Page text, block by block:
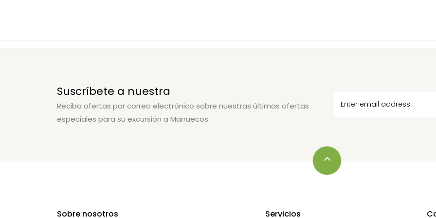
Suscríbete a nuestra
Reciba ofertas por correo electrónico sobre nuestras últimas ofertas
especiales para su excursión a Marruecos
Sobre nosotros Servicios